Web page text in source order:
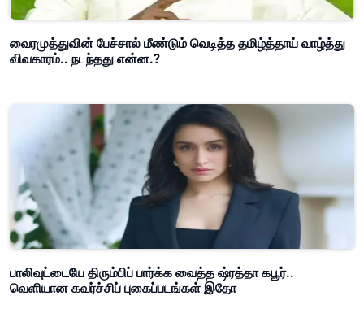
வைரமுத்துவின் பேச்சால் மீண்டும் வெடித்த தமிழ்த்தாய் வாழ்த்து
விவகாரம்.. நடந்தது என்ன.?
பாலிவுட்டையே திரும்பிப் பார்க்க வைத்த ஷ்ரத்தா கபூர்..
வெளியான கவர்ச்சிப் புகைப்படங்கள் இதோ